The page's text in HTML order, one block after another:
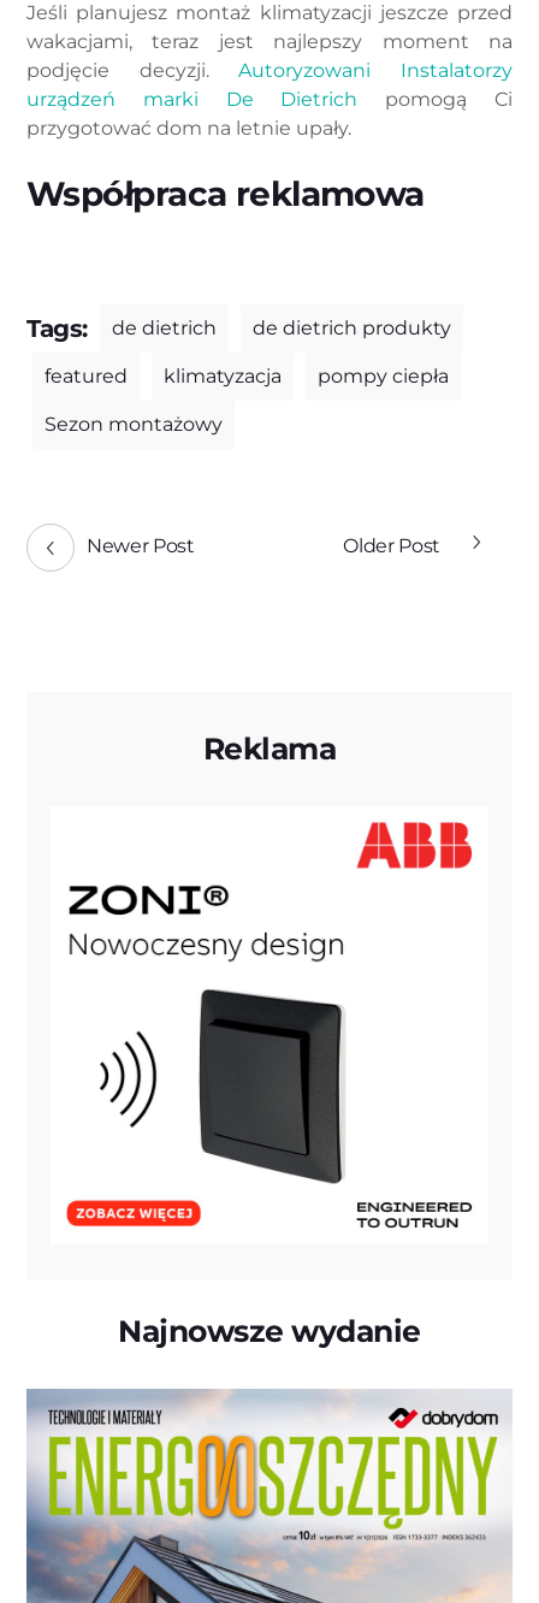
Jeśli planujesz montaż klimatyzacji jeszcze przed
wakacjami, teraz jest najlepszy moment na
podjęcie decyzji.Autoryzowani Instalatorzy
urządzeń marki De Dietrich pomogą Ci
przygotować dom na letnie upały.
Współpraca reklamowa
Tags: de dietrich de dietrich produkty
featured klimatyzacja pompy ciepła
Sezon montażowy
Newer Post Older Post
Reklama
Najnowsze wydanie